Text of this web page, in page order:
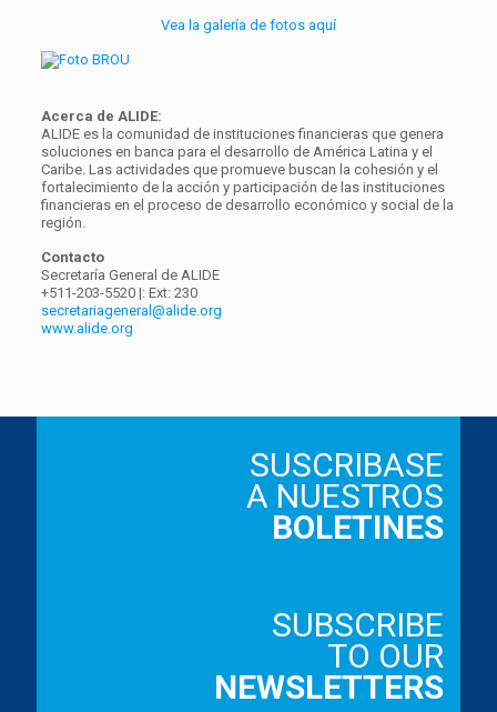
Vea la galería de fotos aquí
Acerca de ALIDE:
ALIDE es la comunidad de instituciones financieras que genera
soluciones en banca para el desarrollo de América Latina y el
Caribe. Las actividades que promueve buscan la cohesión y el
fortalecimiento de la acción y participación de las instituciones
financieras en el proceso de desarrollo económico y social de la
región.
Contacto
Secretaría General de ALIDE
+511-203-5520 |: Ext: 230
secretariageneral@alide.org
www.alide.org
SUSCRIBASE
A NUESTROS
BOLETINES
SUBSCRIBE
TO OUR
NEWSLETTERS